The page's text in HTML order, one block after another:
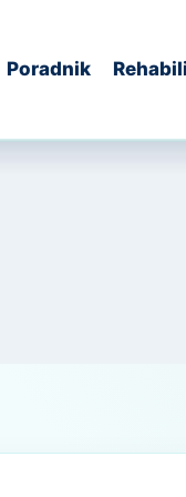
Poradnik